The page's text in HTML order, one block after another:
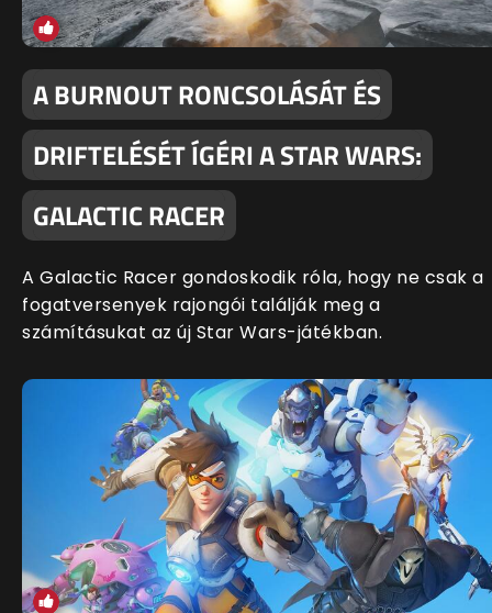
A BURNOUT RONCSOLÁSÁT ÉS
DRIFTELÉSÉT ÍGÉRI A STAR WARS:
GALACTIC RACER
A Galactic Racer gondoskodik róla, hogy ne csak a
fogatversenyek rajongói találják meg a
számításukat az új Star Wars-játékban.